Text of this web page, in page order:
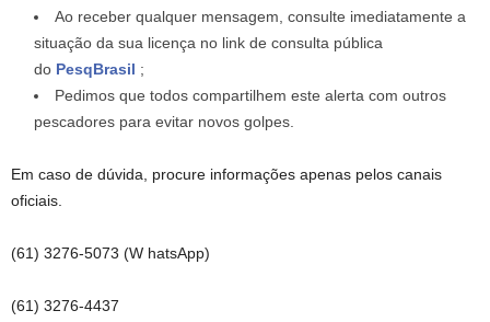
Ao receber qualquer mensagem, consulte imediatamente a
situação da sua licença no link de consulta pública
do PesqBrasil ;
Pedimos que todos compartilhem este alerta com outros
pescadores para evitar novos golpes.
Em caso de dúvida, procure informações apenas pelos canais
oficiais.
(61) 3276-5073 (W hatsApp)
(61) 3276-4437